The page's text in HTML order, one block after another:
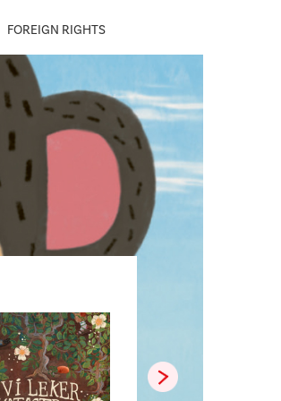
FOREIGN RIGHTS